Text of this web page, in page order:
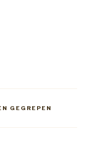
GEGREPEN